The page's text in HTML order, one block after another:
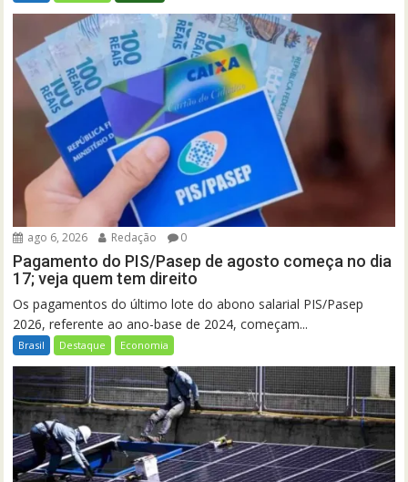
ago 6, 2026 Redação 0
Pagamento do PIS/Pasep de agosto começa no dia
17; veja quem tem direito
Os pagamentos do último lote do abono salarial PIS/Pasep
2026, referente ao ano-base de 2024, começam...
Brasil Destaque Economia